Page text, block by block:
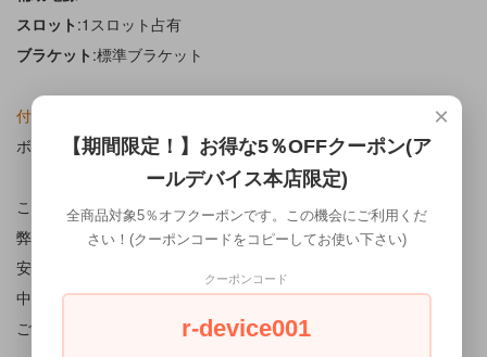
スロット :1スロット占有
ブラケット :標準ブラケット
付属品
ボードのみです。
こちらの商品は中古品になります。
弊社にて動作チェック及び耐久テストを実施しておりますので、
安心してご利用いただけます。
中古品となりますのである程度の使用感がございます。
ご理解のうえお買い求め下さい。
×
【期間限定！】お得な5％OFFクーポン(ア
ールデバイス本店限定)
全商品対象5％オフクーポンです。この機会にご利用くだ
さい！(クーポンコードをコピーしてお使い下さい)
クーポンコード
r-device001